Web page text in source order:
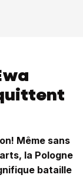
Même sans
la Pologne
bataille